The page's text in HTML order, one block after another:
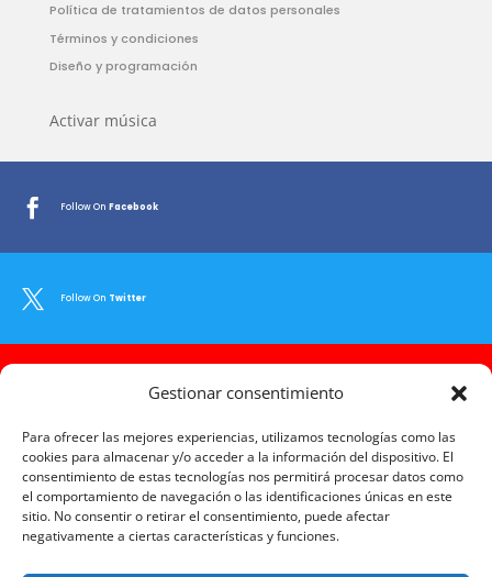
Gestionar consentimiento
Para ofrecer las mejores experiencias, utilizamos tecnologías como las
cookies para almacenar y/o acceder a la información del dispositivo. El
consentimiento de estas tecnologías nos permitirá procesar datos como
el comportamiento de navegación o las identificaciones únicas en este
sitio. No consentir o retirar el consentimiento, puede afectar
negativamente a ciertas características y funciones.
Política de tratamientos de datos personales
Términos y condiciones
Diseño y programación
Activar música
 Follow On Facebook
 Follow On Twitter
Youtube
 Follow OnInstagram
 Follow OnLinkedIn